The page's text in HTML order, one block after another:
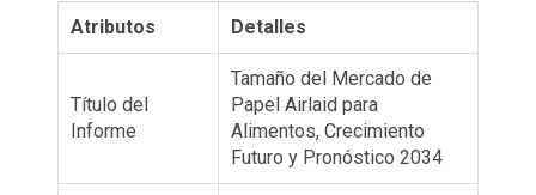
Atributos Detalles
Título del
Informe
Tamaño del Mercado de
Papel Airlaid para
Alimentos, Crecimiento
Futuro y Pronóstico 2034